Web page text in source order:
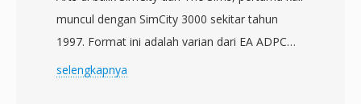
muncul dengan SimCity 3000 sekitar tahun
1997. Format ini adalah varian dari EA ADPCM
(Adaptive Differential Pulse-Code Modulation)
selengkapnya